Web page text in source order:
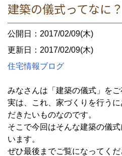
建築の儀式ってなに？
公開日：2017/02/09(木)
更新日：2017/02/09(木)
住宅情報ブログ
みなさんは「建築の儀式」を
実は、これ、家づくりを行う
だきたいものなのです。
そこで今回はそんな建築の儀
います。
ぜひ最後までご覧になってくだ